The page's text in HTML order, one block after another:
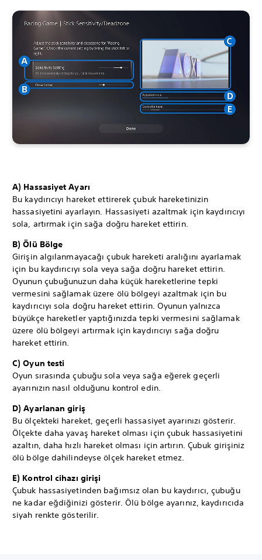
A) Hassasiyet Ayarı
Bu kaydırıcıyı hareket ettirerek çubuk hareketinizin
hassasiyetini ayarlayın. Hassasiyeti azaltmak için kaydırıcıyı
sola, artırmak için sağa doğru hareket ettirin.
B) Ölü Bölge
Girişin algılanmayacağı çubuk hareketi aralığını ayarlamak
için bu kaydırıcıyı sola veya sağa doğru hareket ettirin.
Oyunun çubuğunuzun daha küçük hareketlerine tepki
vermesini sağlamak üzere ölü bölgeyi azaltmak için bu
kaydırıcıyı sola doğru hareket ettirin. Oyunun yalnızca
büyükçe hareketler yaptığınızda tepki vermesini sağlamak
üzere ölü bölgeyi artırmak için kaydırıcıyı sağa doğru
hareket ettirin.
C) Oyun testi
Oyun sırasında çubuğu sola veya sağa eğerek geçerli
ayarınızın nasıl olduğunu kontrol edin.
D) Ayarlanan giriş
Bu ölçekteki hareket, geçerli hassasiyet ayarınızı gösterir.
Ölçekte daha yavaş hareket olması için çubuk hassasiyetini
azaltın, daha hızlı hareket olması için artırın. Çubuk girişiniz
ölü bölge dahilindeyse ölçek hareket etmez.
E) Kontrol cihazı girişi
Çubuk hassasiyetinden bağımsız olan bu kaydırıcı, çubuğu
ne kadar eğdiğinizi gösterir. Ölü bölge ayarınız, kaydırıcıda
siyah renkte gösterilir.